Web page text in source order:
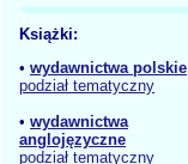
Książki:
• wydawnictwa polskie
podział tematyczny
• wydawnictwa
anglojęzyczne
podział tematyczny